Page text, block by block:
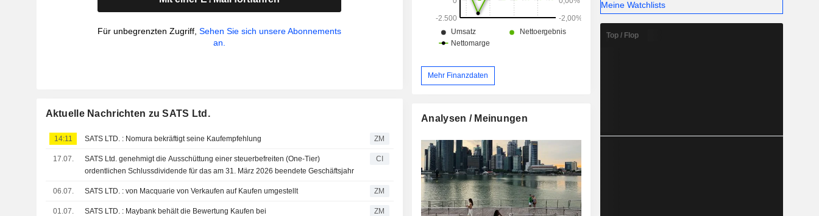
Für unbegrenzten Zugriff,Sehen Sie sich unsere Abonnements
an.
Aktuelle Nachrichten zu SATS Ltd.
14:11 SATS LTD. : Nomura bekräftigt seine Kaufempfehlung ZM
17.07.
SATS Ltd. genehmigt die Ausschüttung einer steuerbefreiten (One-Tier)
ordentlichen Schlussdividende für das am 31. März 2026 beendete Geschäftsjahr
CI
06.07. SATS LTD. : von Macquarie von Verkaufen auf Kaufen umgestellt ZM
01.07. SATS LTD. : Maybank behält die Bewertung Kaufen bei ZM
Cruise Center in Singapur und das Kai Tak
Cruise Terminal in Hongkong. Zu seinen
Tochtergesellschaften zählen SATS Airport
Services Pte Ltd, SATS Catering Pte Ltd, SATS
Mehr Finanzdaten
Analysen / Meinungen
Meine Watchlists
Top / Flop